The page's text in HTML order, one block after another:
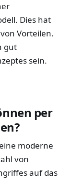
Dies hat
Vorteilen.
gut
sein.
per
moderne
von
auf das